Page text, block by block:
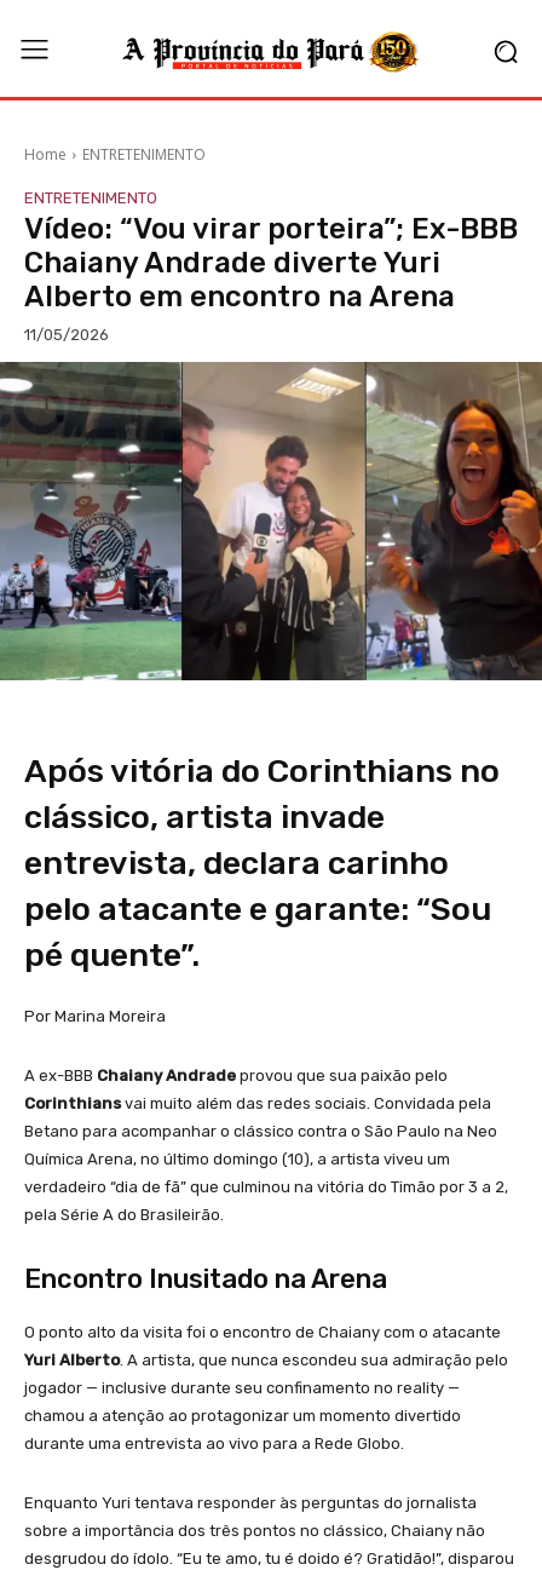
Home ENTRETENIMENTO
ENTRETENIMENTO
Vídeo: “Vou virar porteira”; Ex-BBB
Chaiany Andrade diverte Yuri
Alberto em encontro na Arena
11/05/2026
Após vitória do Corinthians no
clássico, artista invade
entrevista, declara carinho
pelo atacante e garante: “Sou
pé quente”.
Por Marina Moreira
A ex-BBB Chaiany Andrade provou que sua paixão pelo
Corinthiansvai muito além das redes sociais. Convidada pela
Betano para acompanhar o clássico contra o São Paulo na Neo
Química Arena, no último domingo (10), a artista viveu um
verdadeiro “dia de fã” que culminou na vitória do Timão por 3 a 2,
pela Série A do Brasileirão.
Encontro Inusitado na Arena
O ponto alto da visita foi o encontro de Chaiany com o atacante
Yuri Alberto. A artista, que nunca escondeu sua admiração pelo
jogador — inclusive durante seu confinamento no reality —
chamou a atenção ao protagonizar um momento divertido
durante uma entrevista ao vivo para a Rede Globo.
Enquanto Yuri tentava responder às perguntas do jornalista
sobre a importância dos três pontos no clássico, Chaiany não
desgrudou do ídolo. “Eu te amo, tu é doido é? Gratidão!”, disparou